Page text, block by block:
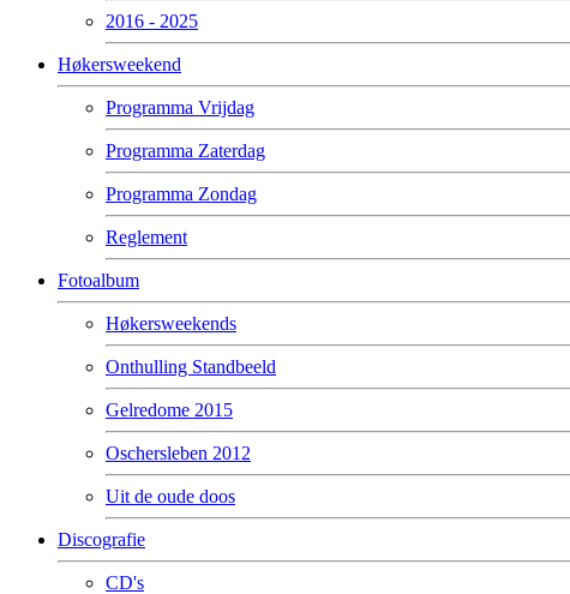
2016 - 2025
Høkersweekend
Programma Vrijdag
Programma Zaterdag
Programma Zondag
Reglement
Fotoalbum
Høkersweekends
Onthulling Standbeeld
Gelredome 2015
Oschersleben 2012
Uit de oude doos
Discografie
CD's